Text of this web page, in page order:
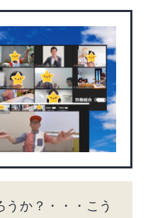
うか？・・・こう